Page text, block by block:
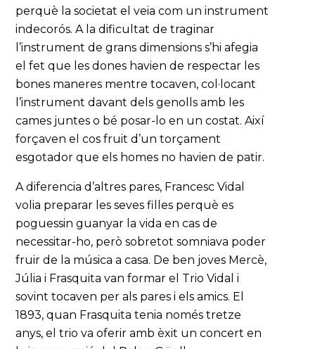
perquè la societat el veia com un instrument
indecorós. A la dificultat de traginar
l’instrument de grans dimensions s’hi afegia
el fet que les dones havien de respectar les
bones maneres mentre tocaven, col·locant
l’instrument davant dels genolls amb les
cames juntes o bé posar-lo en un costat. Així
forçaven el cos fruit d’un torçament
esgotador que els homes no havien de patir.
A diferencia d’altres pares, Francesc Vidal
volia preparar les seves filles perquè es
poguessin guanyar la vida en cas de
necessitar-ho, però sobretot somniava poder
fruir de la música a casa. De ben joves Mercè,
Júlia i Frasquita van formar el Trio Vidal i
sovint tocaven per als pares i els amics. El
1893, quan Frasquita tenia només tretze
anys, el trio va oferir amb èxit un concert en